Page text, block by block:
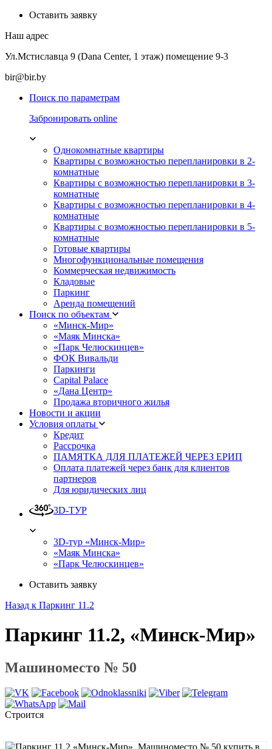
Оставить заявку
Наш адрес
Ул.Мстиславца 9 (Dana Center, 1 этаж) помещение 9-3
bir@bir.by
Поиск по параметрам
Забронировать online
Однокомнатные квартиры
Квартиры с возможностью перепланировки в 2-
комнатные
Квартиры с возможностью перепланировки в 3-
комнатные
Квартиры с возможностью перепланировки в 4-
комнатные
Квартиры с возможностью перепланировки в 5-
комнатные
Готовые квартиры
Многофункциональные помещения
Коммерческая недвижимость
Кладовые
Паркинг
Аренда помещений
Поиск по объектам
«Минск-Мир»
«Маяк Минска»
«Парк Челюскинцев»
ФОК Вивальди
Паркинги
Capital Palace
«Дана Центр»
Продажа вторичного жилья
Новости и акции
Условия оплаты
Кредит
Рассрочка
ПАМЯТКА ДЛЯ ПЛАТЕЖЕЙ ЧЕРЕЗ ЕРИП
Оплата платежей через банк для клиентов
партнеров
Для юридических лиц
3D-ТУР
3D-тур «Минск-Мир»
«Маяк Минска»
«Парк Челюскинцев»
Оставить заявку
Назад к Паркинг 11.2
Паркинг 11.2, «Минск-Мир»
Машиноместо № 50
Строится